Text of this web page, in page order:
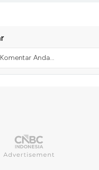
Anda...